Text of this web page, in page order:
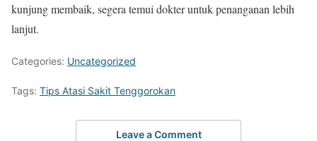
kunjung membaik, segera temui dokter untuk penanganan lebih
lanjut.
Categories: Uncategorized
Tags: Tips Atasi Sakit Tenggorokan
Leave a Comment